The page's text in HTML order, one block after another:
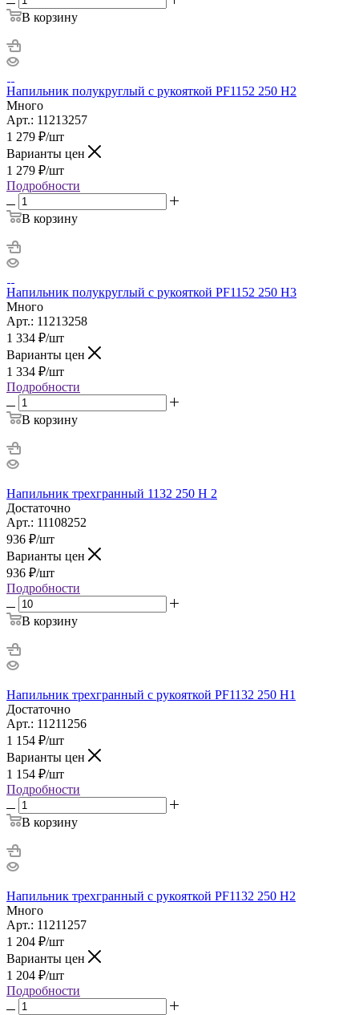
В корзину
Напильник полукруглый с рукояткой PF1152 250 H2
Много
Арт.: 11213257
1 279 ₽/шт
Варианты цен
1 279 ₽/шт
Подробности
В корзину
Напильник полукруглый с рукояткой PF1152 250 H3
Много
Арт.: 11213258
1 334 ₽/шт
Варианты цен
1 334 ₽/шт
Подробности
В корзину
Напильник трехгранный 1132 250 H 2
Достаточно
Арт.: 11108252
936 ₽/шт
Варианты цен
936 ₽/шт
Подробности
В корзину
Напильник трехгранный с рукояткой PF1132 250 H1
Достаточно
Арт.: 11211256
1 154 ₽/шт
Варианты цен
1 154 ₽/шт
Подробности
В корзину
Напильник трехгранный с рукояткой PF1132 250 H2
Много
Арт.: 11211257
1 204 ₽/шт
Варианты цен
1 204 ₽/шт
Подробности